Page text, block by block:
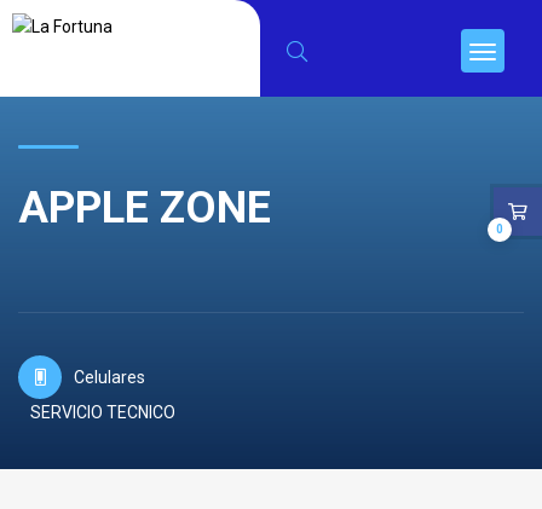
APPLE ZONE
Celulares
SERVICIO TECNICO
0